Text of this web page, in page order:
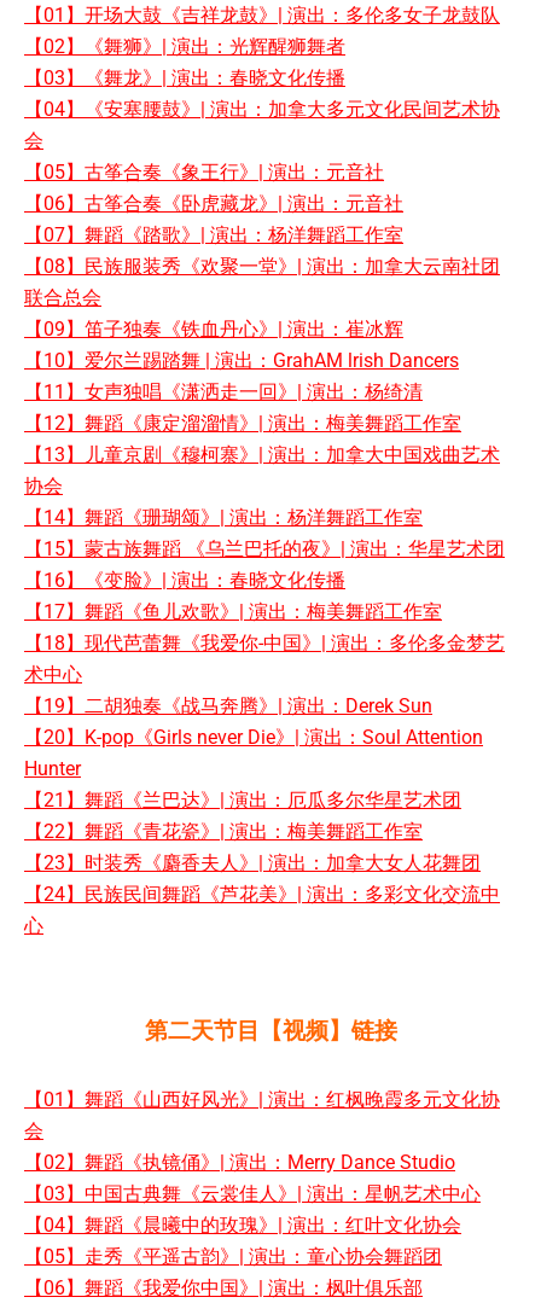
【01】开场大鼓《吉祥龙鼓》| 演出：多伦多女子龙鼓队
【02】《舞狮》| 演出：光辉醒狮舞者
【03】《舞龙》| 演出：春晓文化传播
【04】《安塞腰鼓》| 演出：加拿大多元文化民间艺术协
会
【05】古筝合奏《象王行》| 演出：元音社
【06】古筝合奏《卧虎藏龙》| 演出：元音社
【07】舞蹈《踏歌》| 演出：杨洋舞蹈工作室
【08】民族服装秀《欢聚一堂》| 演出：加拿大云南社团
联合总会
【09】笛子独奏《铁血丹心》| 演出：崔冰辉
【10】爱尔兰踢踏舞 | 演出：GrahAM lrish Dancers
【11】女声独唱《潇洒走一回》| 演出：杨绮清
【12】舞蹈《康定溜溜情》| 演出：梅美舞蹈工作室
【13】儿童京剧《穆柯寨》| 演出：加拿大中国戏曲艺术
协会
【14】舞蹈《珊瑚颂》| 演出：杨洋舞蹈工作室
【15】蒙古族舞蹈 《乌兰巴托的夜》| 演出：华星艺术团
【16】《变脸》| 演出：春晓文化传播
【17】舞蹈《鱼儿欢歌》| 演出：梅美舞蹈工作室
【18】现代芭蕾舞《我爱你-中国》| 演出：多伦多金梦艺
术中心
【19】二胡独奏《战马奔腾》| 演出：Derek Sun
【20】K-pop《Girls never Die》| 演出：Soul Attention
Hunter
【21】舞蹈《兰巴达》| 演出：厄瓜多尔华星艺术团
【22】舞蹈《青花瓷》| 演出：梅美舞蹈工作室
【23】时装秀《麝香夫人》| 演出：加拿大女人花舞团
【24】民族民间舞蹈《芦花美》| 演出：多彩文化交流中
心
第二天节目【视频】链接
【01】舞蹈《山西好风光》| 演出：红枫晚霞多元文化协
会
【02】舞蹈《执镜俑》| 演出：Merry Dance Studio
【03】中国古典舞《云裳佳人》| 演出：星帆艺术中心
【04】舞蹈《晨曦中的玫瑰》| 演出：红叶文化协会
【05】走秀《平遥古韵》| 演出：童心协会舞蹈团
【06】舞蹈《我爱你中国》| 演出：枫叶俱乐部